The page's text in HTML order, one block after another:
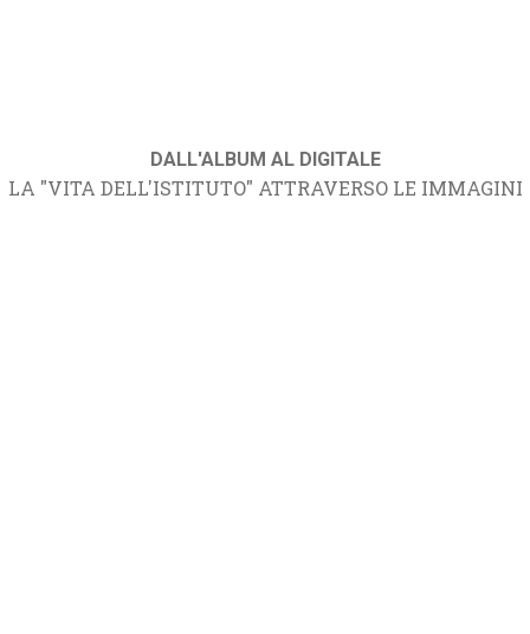
DALL'ALBUM AL DIGITALE
LA "VITA DELL'ISTITUTO" ATTRAVERSO LE IMMAGINI